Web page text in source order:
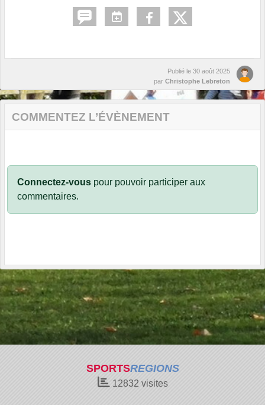
Publié le 30 août 2025
par Christophe Lebreton
COMMENTEZ L’ÉVÈNEMENT
Connectez-vous pour pouvoir participer aux
commentaires.
SPORTSREGIONS
12832 visites